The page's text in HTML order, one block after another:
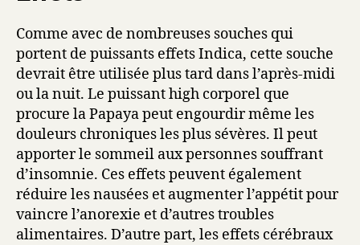
Comme avec de nombreuses souches qui
portent de puissants effets Indica, cette souche
devrait être utilisée plus tard dans l’après-midi
ou la nuit. Le puissant high corporel que
procure la Papaya peut engourdir même les
douleurs chroniques les plus sévères. Il peut
apporter le sommeil aux personnes souffrant
d’insomnie. Ces effets peuvent également
réduire les nausées et augmenter l’appétit pour
vaincre l’anorexie et d’autres troubles
alimentaires. D’autre part, les effets cérébraux